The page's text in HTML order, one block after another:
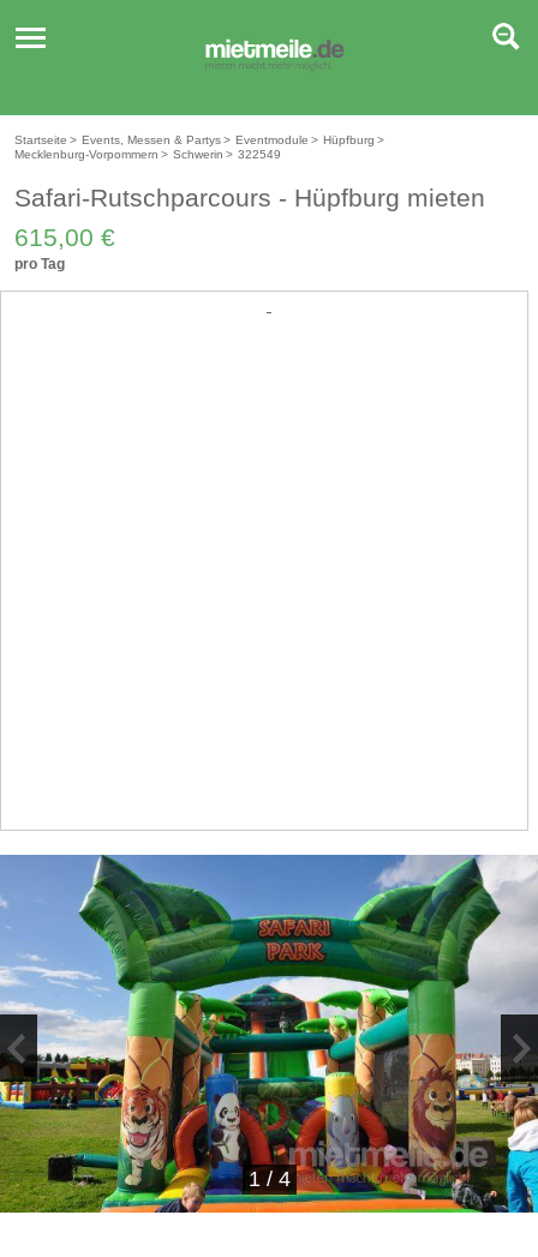
Toggle
navigation
Startseite > Events, Messen & Partys> Eventmodule > Hüpfburg >
Mecklenburg-Vorpommern > Schwerin > 322549
Safari-Rutschparcours - Hüpfburg mieten
615,00 €
pro Tag
1 / 4